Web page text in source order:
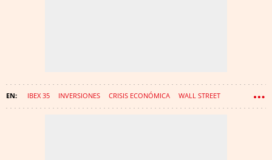
IBEX 35 INVERSIONES CRISIS ECONÓMICA WALL STREET